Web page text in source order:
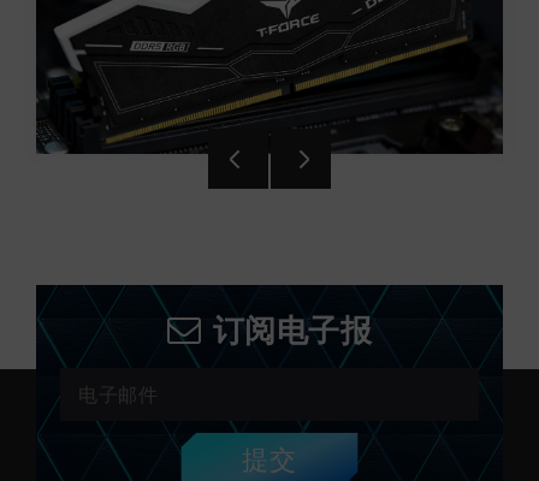
订阅电子报
提交